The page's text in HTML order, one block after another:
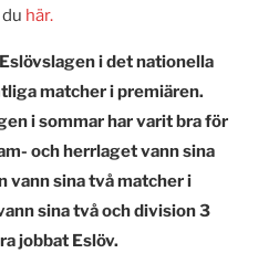
här.
i det nationella
matcher i premiären.
i sommar har varit bra för
och herrlaget vann sina
vann sina två matcher i
sina två och division 3
jobbat Eslöv.